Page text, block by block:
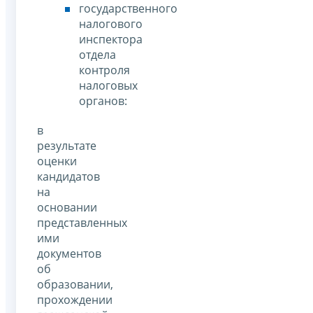
государственного
налогового
инспектора
отдела
контроля
налоговых
органов:
в
результате
оценки
кандидатов
на
основании
представленных
ими
документов
об
образовании,
прохождении